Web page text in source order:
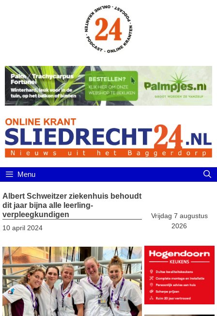
Menu
Albert Schweitzer ziekenhuis behoudt
dit jaar bijna alle leerling-
verpleegkundigen
10 april 2024
Vrijdag 7 augustus
2026